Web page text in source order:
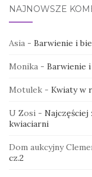
NAJNOWSZE
Asia - Barwienie i
Monika - Barwienie
Motulek - Kwiaty w
U Zosi - Najczęściej
kwiaciarni
Dom aukcyjny
cz.2